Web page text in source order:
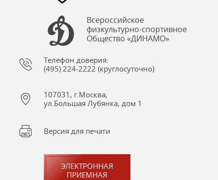
Всероссийское
физкультурно-спортивное
Общество «ДИНАМО»
Телефон доверия:
(495) 224-2222 (круглосуточно)
107031, г.Москва,
ул.Большая Лубянка, дом 1
Версия для печати
ЭЛЕКТРОННАЯ
ПРИЕМНАЯ